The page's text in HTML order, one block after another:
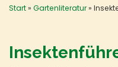
Start» Gartenliteratur»